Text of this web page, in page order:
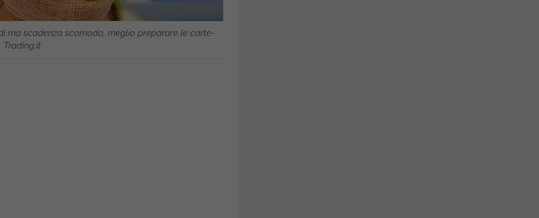
ma scadenza scomoda, meglio preparare le carte-
Trading.it